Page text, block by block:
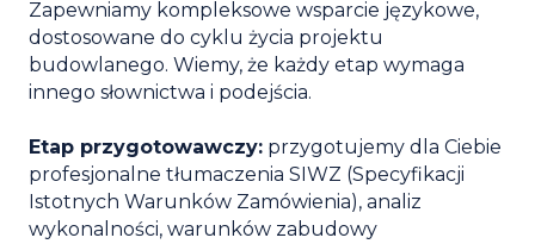
Zapewniamy kompleksowe wsparcie językowe,
dostosowane do cyklu życia projektu
budowlanego. Wiemy, że każdy etap wymaga
innego słownictwa i podejścia.
Etap przygotowawczy: przygotujemy dla Ciebie
profesjonalne tłumaczenia SIWZ (Specyfikacji
Istotnych Warunków Zamówienia), analiz
wykonalności, warunków zabudowy